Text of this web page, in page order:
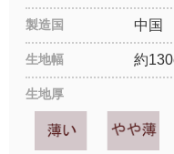
製造国 中国
生地幅 約
生地厚